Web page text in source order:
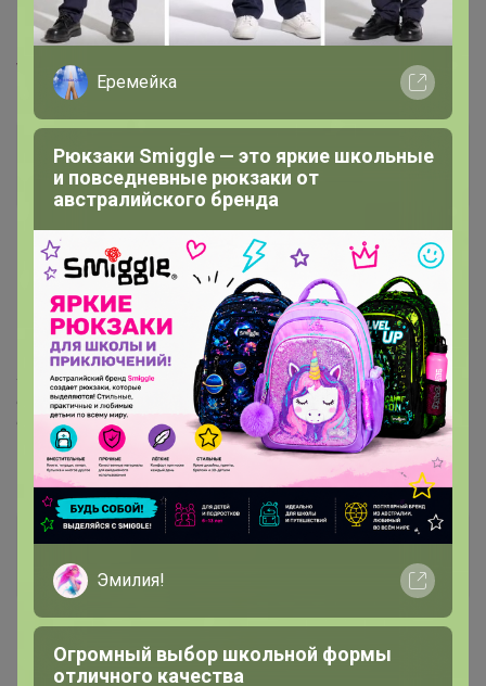
СЛАДКАЯ, добрый вечер! Добавьте, пожалуйста,
www.ikea.com/ru/ru/p/dundergubbe-dundergubbe-korob...
УМНИЦА-КРАСАВИЦА
Великий магистр
13 февраля, 2021 18:14
СЛАДКАЯ ,www.ikea.com/ru/ru/p/fejka-feyka-
iskusstvennoe-ras...
✨✨✨Если проблему можно решить, то не стоит о ней
беспокоиться, если её решить нельзя, беспокоиться о ней
бесполезно✨✨✨
максимиилья
Любитель СП
14 февраля, 2021 20:56
Еремейка
Рюкзаки Smiggle — это яркие школьные
и повседневные рюкзаки от
австралийского бренда
Эмилия!
Огромный выбор школьной формы
отличного качества